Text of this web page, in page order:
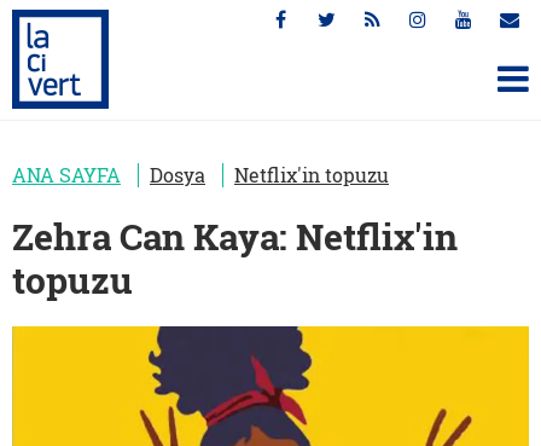
ANA SAYFA Dosya Netflix'in topuzu
Zehra Can Kaya: Netflix'in
topuzu